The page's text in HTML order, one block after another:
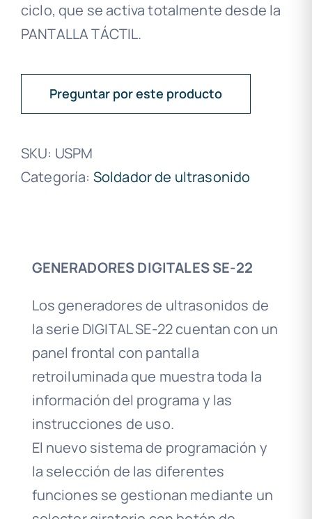
ciclo, que se activa totalmente desde la
PANTALLA TÁCTIL.
Preguntar por este producto
SKU: USPM
Categoría: Soldador de ultrasonido
GENERADORES DIGITALES SE-22
Los generadores de ultrasonidos de
la serie DIGITAL SE-22 cuentan con un
panel frontal con pantalla
retroiluminada que muestra toda la
información del programa y las
instrucciones de uso.
El nuevo sistema de programación y
la selección de las diferentes
funciones se gestionan mediante un